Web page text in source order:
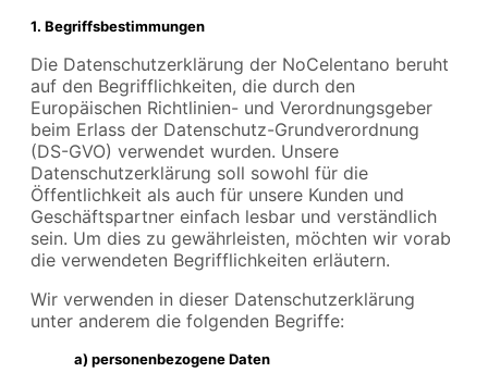
1. Begriffsbestimmungen
Die Datenschutzerklärung der NoCelentano beruht
auf den Begrifflichkeiten, die durch den
Europäischen Richtlinien- und Verordnungsgeber
beim Erlass der Datenschutz-Grundverordnung
(DS-GVO) verwendet wurden. Unsere
Datenschutzerklärung soll sowohl für die
Öffentlichkeit als auch für unsere Kunden und
Geschäftspartner einfach lesbar und verständlich
sein. Um dies zu gewährleisten, möchten wir vorab
die verwendeten Begrifflichkeiten erläutern.
Wir verwenden in dieser Datenschutzerklärung
unter anderem die folgenden Begriffe:
a) personenbezogene Daten